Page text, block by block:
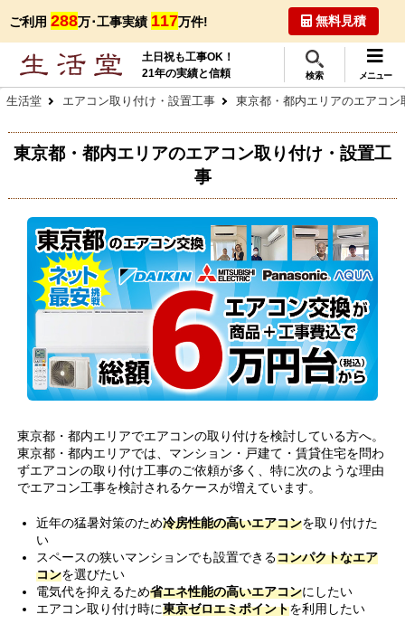
ご利用 288万･工事実績 117万件! 無料見積
土日祝も工事OK！
21年の実績と信頼
検索 メニュー
生活堂 エアコン取り付け・設置工事 東京都・都内エリアのエアコン
東京都・都内エリアのエアコン取り付け・設置工
事
東京都・都内エリアでエアコンの取り付けを検討している方へ。
東京都・都内エリアでは、マンション・戸建て・賃貸住宅を問わ
ずエアコンの取り付け工事のご依頼が多く、特に次のような理由
でエアコン工事を検討されるケースが増えています。
近年の猛暑対策のため冷房性能の高いエアコンを取り付けた
い
スペースの狭いマンションでも設置できるコンパクトなエア
コンを選びたい
電気代を抑えるため省エネ性能の高いエアコンにしたい
エアコン取り付け時に東京ゼロエミポイントを利用したい